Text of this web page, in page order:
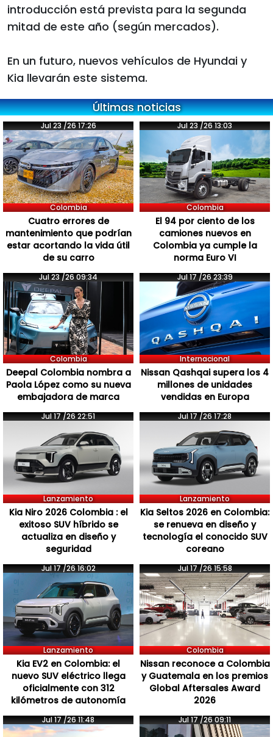
introducción está prevista para la segunda
mitad de este año (según mercados).
En un futuro, nuevos vehículos de Hyundai y
Kia llevarán este sistema.
Últimas noticias
Jul 23 /26 17:26
Colombia
Cuatro errores de
mantenimiento que podrían
estar acortando la vida útil
de su carro
Jul 23 /26 13:03
Colombia
El 94 por ciento de los
camiones nuevos en
Colombia ya cumple la
norma Euro VI
Jul 23 /26 09:34
Colombia
Deepal Colombia nombra a
Paola López como su nueva
embajadora de marca
Jul 17 /26 23:39
Internacional
Nissan Qashqai supera los 4
millones de unidades
vendidas en Europa
Jul 17 /26 22:51
Lanzamiento
Kia Niro 2026 Colombia : el
exitoso SUV híbrido se
actualiza en diseño y
seguridad
Jul 17 /26 17:28
Lanzamiento
Kia Seltos 2026 en Colombia:
se renueva en diseño y
tecnología el conocido SUV
coreano
Jul 17 /26 16:02
Lanzamiento
Kia EV2 en Colombia: el
nuevo SUV eléctrico llega
oficialmente con 312
kilómetros de autonomía
Jul 17 /26 15:58
Colombia
Nissan reconoce a Colombia
y Guatemala en los premios
Global Aftersales Award
2026
Jul 17 /26 11:48 Jul 17 /26 09:11